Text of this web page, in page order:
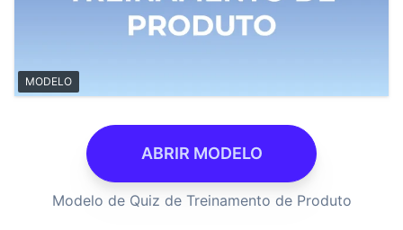
MODELO
ABRIR MODELO
Modelo de Quiz de Treinamento de Produto